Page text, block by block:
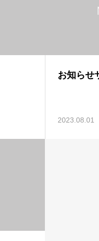
お知らせ
2023.08.01